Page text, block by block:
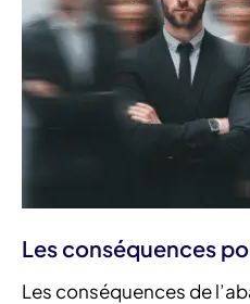
Les conséquences
Les conséquences de